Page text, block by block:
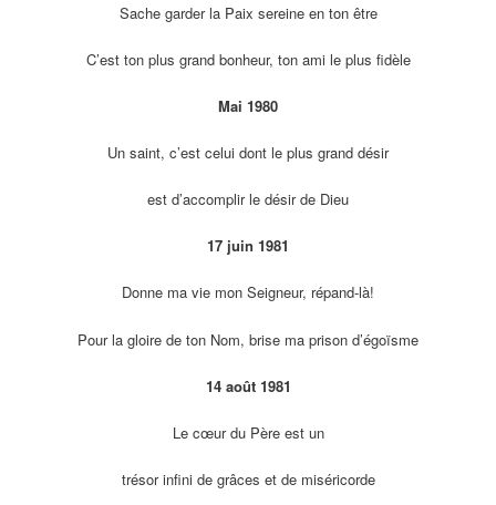
Sache garder la Paix sereine en ton être
C’est ton plus grand bonheur, ton ami le plus fidèle
Mai 1980
Un saint, c’est celui dont le plus grand désir
est d’accomplir le désir de Dieu
17 juin 1981
Donne ma vie mon Seigneur, répand-là!
Pour la gloire de ton Nom, brise ma prison d’égoïsme
14 août 1981
Le cœur du Père est un
trésor infini de grâces et de miséricorde